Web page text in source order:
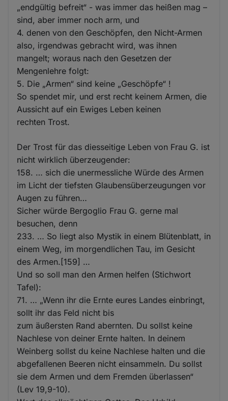
„endgültig befreit“ - was immer das heißen mag –
sind, aber immer noch arm, und
4. denen von den Geschöpfen, den Nicht-Armen
also, irgendwas gebracht wird, was ihnen
mangelt; woraus nach den Gesetzen der
Mengenlehre folgt:
5. Die „Armen“ sind keine „Geschöpfe“ !
So spendet mir, und erst recht keinem Armen, die
Aussicht auf ein Ewiges Leben keinen
rechten Trost.
Der Trost für das diesseitige Leben von Frau G. ist
nicht wirklich überzeugender:
158. … sich die unermessliche Würde des Armen
im Licht der tiefsten Glaubensüberzeugungen vor
Augen zu führen…
Sicher würde Bergoglio Frau G. gerne mal
besuchen, denn
233. … So liegt also Mystik in einem Blütenblatt, in
einem Weg, im morgendlichen Tau, im Gesicht
des Armen.[159] …
Und so soll man den Armen helfen (Stichwort
Tafel):
71. … „Wenn ihr die Ernte eures Landes einbringt,
sollt ihr das Feld nicht bis
zum äußersten Rand abernten. Du sollst keine
Nachlese von deiner Ernte halten. In deinem
Weinberg sollst du keine Nachlese halten und die
abgefallenen Beeren nicht einsammeln. Du sollst
sie dem Armen und dem Fremden überlassen“
(Lev 19,9-10).